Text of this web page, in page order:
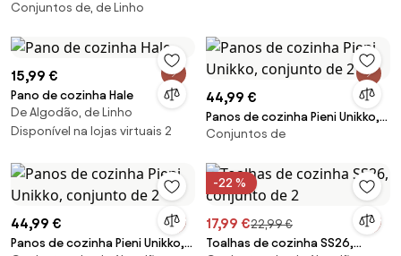
rebordo Kennedy, conjunto de
Conjuntos de, de Linho
15,99 €
Pano de cozinha Hale
De Algodão, de Linho
Disponível na lojas virtuais 2
44,99 €
Panos de cozinha Pieni Unikko,
conjunto de 2
Conjuntos de
44,99 €
Panos de cozinha Pieni Unikko,
-22 %
17,99 €22,99 €
Toalhas de cozinha SS26,